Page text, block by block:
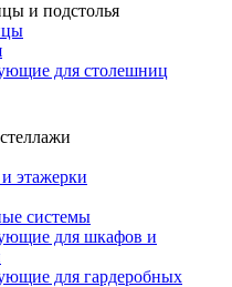
и подстолья
для столешниц
этажерки
системы
для шкафов и
для гардеробных